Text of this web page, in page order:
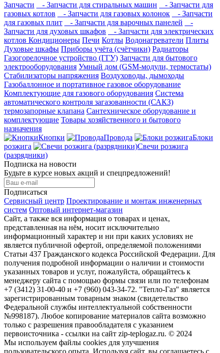
Запчасти - Запчасти для стиральных машин
- Запчасти для
газовых котлов
- Запчасти для газовых колонок
- Запчасти
для газовых плит
- Запчасти для варочных панелей
-
Запчасти для духовых шкафов
- Запчасти для электрических
котлов Кондиционеры Печи Котлы Водонагреватели Плиты
Духовые шкафы Приборы учёта (счётчики) Радиаторы
Газогорелочное устройство (ГГУ) Запчасти для бытового
электрооборудования Умный дом (GSM-модули, термостаты)
Cтабилизаторы напряжения Воздуховоды, дымоходы
Газобаллонное и портативное газовое оборудование
Комплектующие для газового оборудования Система
автоматического контроля загазованности (САКЗ)
термозапорные клапана Сантехническое оборудование и
комплектующие Товары хозяйственного и бытового
назначения
Кнопки
Провода
Блоки
розжига
Свечи розжига
(разрядники)
Подписка на новости
Будьте в курсе новых акций и спецпредложений!
Подписаться
Сервисный центр Проектирование и монтаж инженерных
систем Оптовый интернет-магазин
Сайт, а также вся информация о товарах и ценах,
представленная на нём, носит исключительно
информационный характер и ни при каких условиях не
является публичной офертой, определяемой положениями
Статьи 437 Гражданского кодекса Российской Федерации. Для
получения подробной информации о наличии и стоимости
указанных товаров и услуг, пожалуйста, обращайтесь к
менеджеру сайта с помощью формы связи или по телефонам
+7 (3412) 31-00-40 и +7 (960) 043-34-72. "Тепло-Газ" является
зарегистрированным товарным знаком (свидетельство
Федеральной службы интеллектуальной собственности
№998187). Любое копирование материалов сайта возможно
только с разрешения правообладателя с указанием
первоисточника - ссылки на сайт zip-teplogaz.ru. © 2024
Мы используем файлы сookies для улучшения